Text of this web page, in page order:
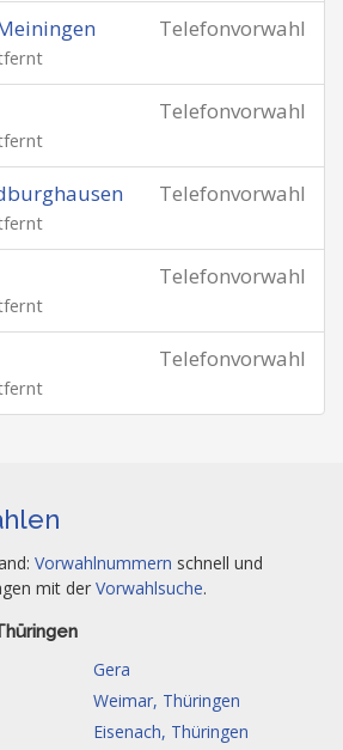
Telefonvorwahl
Telefonvorwahl
Telefonvorwahl
Telefonvorwahl
Telefonvorwahl
Vorwahlnummern schnell und
mit der Vorwahlsuche.
Gera
Weimar, Thüringen
Eisenach, Thüringen